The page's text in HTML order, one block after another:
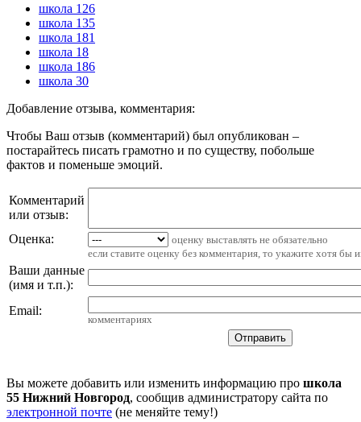
школа 126
школа 135
школа 181
школа 18
школа 186
школа 30
Добавление отзыва, комментария:
Чтобы Ваш отзыв (комментарий) был опубликован –
постарайтесь писать грамотно и по существу, побольше
фактов и поменьше эмоций.
Комментарий
или отзыв:
Оценка:
оценку выставлять не обязательно
если ставите оценку без комментария, то укажите хотя бы
Ваши данные
(имя и т.п.):
Email:
комментариях
Вы можете добавить или изменить информацию про школа
55 Нижний Новгород, сообщив администратору сайта по
электронной почте (не меняйте тему!)